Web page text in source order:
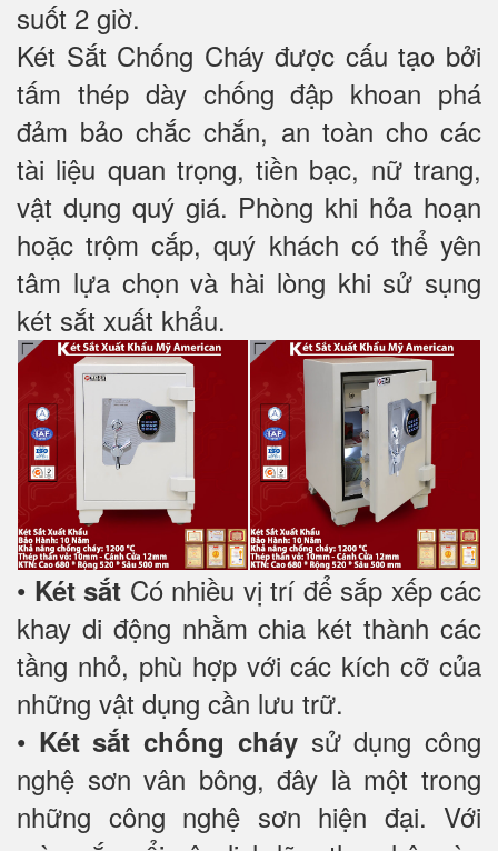
suốt 2 giờ.
Két Sắt Chống Cháy được cấu tạo bởi
tấm thép dày chống đập khoan phá
đảm bảo chắc chắn, an toàn cho các
tài liệu quan trọng, tiền bạc, nữ trang,
vật dụng quý giá. Phòng khi hỏa hoạn
hoặc trộm cắp, quý khách có thể yên
tâm lựa chọn và hài lòng khi sử sụng
két sắt xuất khẩu.
• Két sắt Có nhiều vị trí để sắp xếp các
khay di động nhằm chia két thành các
tầng nhỏ, phù hợp với các kích cỡ của
những vật dụng cần lưu trữ.
• Két sắt chống cháysử dụng công
nghệ sơn vân bông, đây là một trong
những công nghệ sơn hiện đại. Với